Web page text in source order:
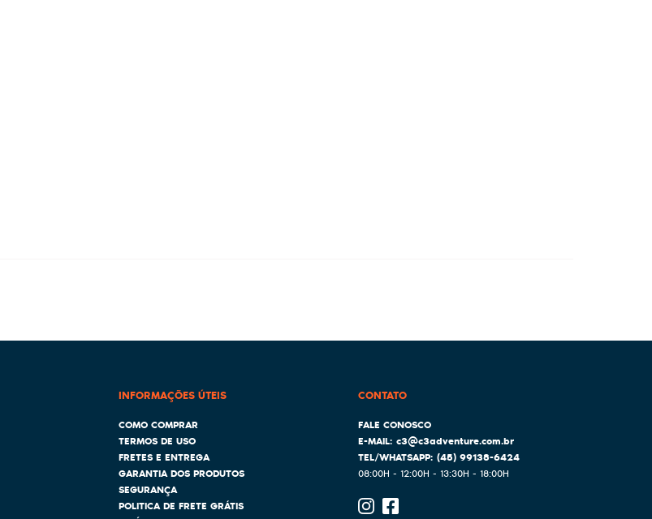
INFORMAÇÕES ÚTEIS
COMO COMPRAR
TERMOS DE USO
FRETES E ENTREGA
GARANTIA DOS PRODUTOS
SEGURANÇA
POLITICA DE FRETE GRÁTIS
CONTATO
(45) 99138-6424
08:00H - 12:00H - 13:30H - 18:00H
c3@c3adventure.com.br